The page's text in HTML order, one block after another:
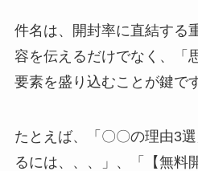
件名は、開封率に直結する
容を伝えるだけでなく、「
要素を盛り込むことが鍵で
たとえば、「〇〇の理由3
るには、、、」、「【無料